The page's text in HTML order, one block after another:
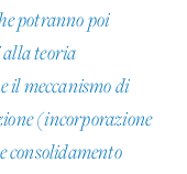
potranno poi
alla teoria
il meccanismo di
(incorporazione
consolidamento